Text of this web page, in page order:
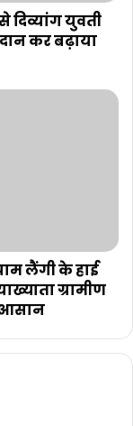
दिव्यांग युवती
कर बढ़ाया
लैंगी के हाई
ग्रामीण
आसान